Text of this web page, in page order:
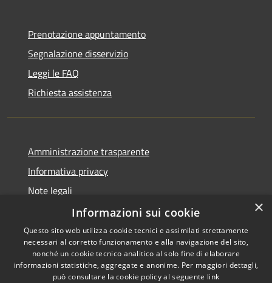
Prenotazione appuntamento
Segnalazione disservizio
Leggi le FAQ
Richiesta assistenza
Amministrazione trasparente
Informativa privacy
Note legali
Dichiarazione di accessibilità
RSS
Copyright © 2026 • Comune di
×
Informazioni sui cookie
Questo sito web utilizza cookie tecnici e assimilati strettamente
necessari al corretto funzionamento e alla navigazione del sito,
nonché un cookie tecnico analitico al solo fine di elaborare
informazioni statistiche, aggregate e anonime. Per maggiori dettagli,
può consultare la cookie policy al seguente link